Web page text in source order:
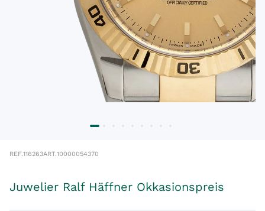
REF.116263ART.10000054370
Juwelier Ralf Häffner Okkasionspreis